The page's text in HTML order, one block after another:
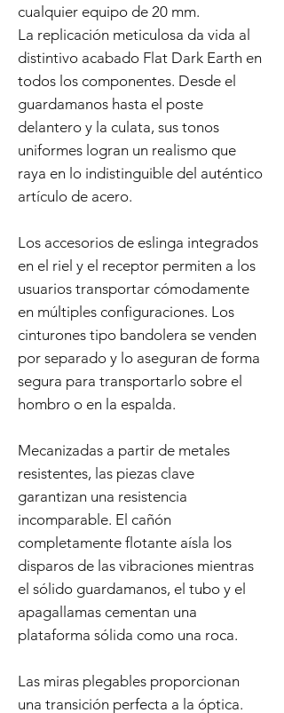
cualquier equipo de 20 mm.
La replicación meticulosa da vida al
distintivo acabado Flat Dark Earth en
todos los componentes. Desde el
guardamanos hasta el poste
delantero y la culata, sus tonos
uniformes logran un realismo que
raya en lo indistinguible del auténtico
artículo de acero.
Los accesorios de eslinga integrados
en el riel y el receptor permiten a los
usuarios transportar cómodamente
en múltiples configuraciones. Los
cinturones tipo bandolera se venden
por separado y lo aseguran de forma
segura para transportarlo sobre el
hombro o en la espalda.
Mecanizadas a partir de metales
resistentes, las piezas clave
garantizan una resistencia
incomparable. El cañón
completamente flotante aísla los
disparos de las vibraciones mientras
el sólido guardamanos, el tubo y el
apagallamas cementan una
plataforma sólida como una roca.
Las miras plegables proporcionan
una transición perfecta a la óptica.